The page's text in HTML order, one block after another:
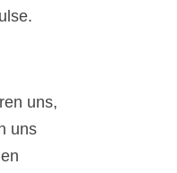
uns,
uns